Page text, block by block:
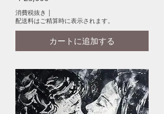
消費税抜き |
配送料はご精算時に表示されます。
カートに追加する